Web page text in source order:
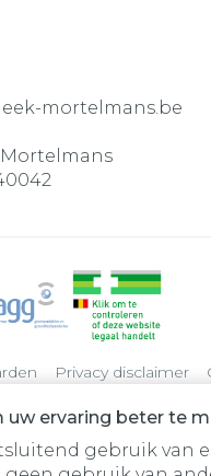
ervaring beter te
gebruik van
mortelmans.be
Privacy disclaimer